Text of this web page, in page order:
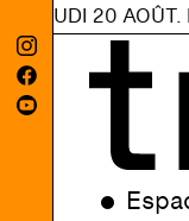
20 AOÛT.